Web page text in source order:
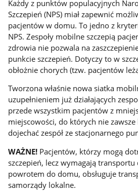
Każdy z punktów populacyjnych
Szczepień (NPS) miał zapewnić
pacjentów w domu. To jedno z
NPS. Zespoły mobilne szczepią
zdrowia nie pozwala na
punkcie szczepień. Dotyczy to w
obłożnie chorych (tzw. pacjentów
Tworzona właśnie nowa siatka
uzupełnieniem już działających
przede wszystkim pacjentów z
miejscowości, do których nie
dojechać zespół ze stacjonarnego
WAŻNE! Pacjentów, którzy mogą
szczepień, lecz wymagają
powrotem do domu, obsługuje
samorządy lokalne.